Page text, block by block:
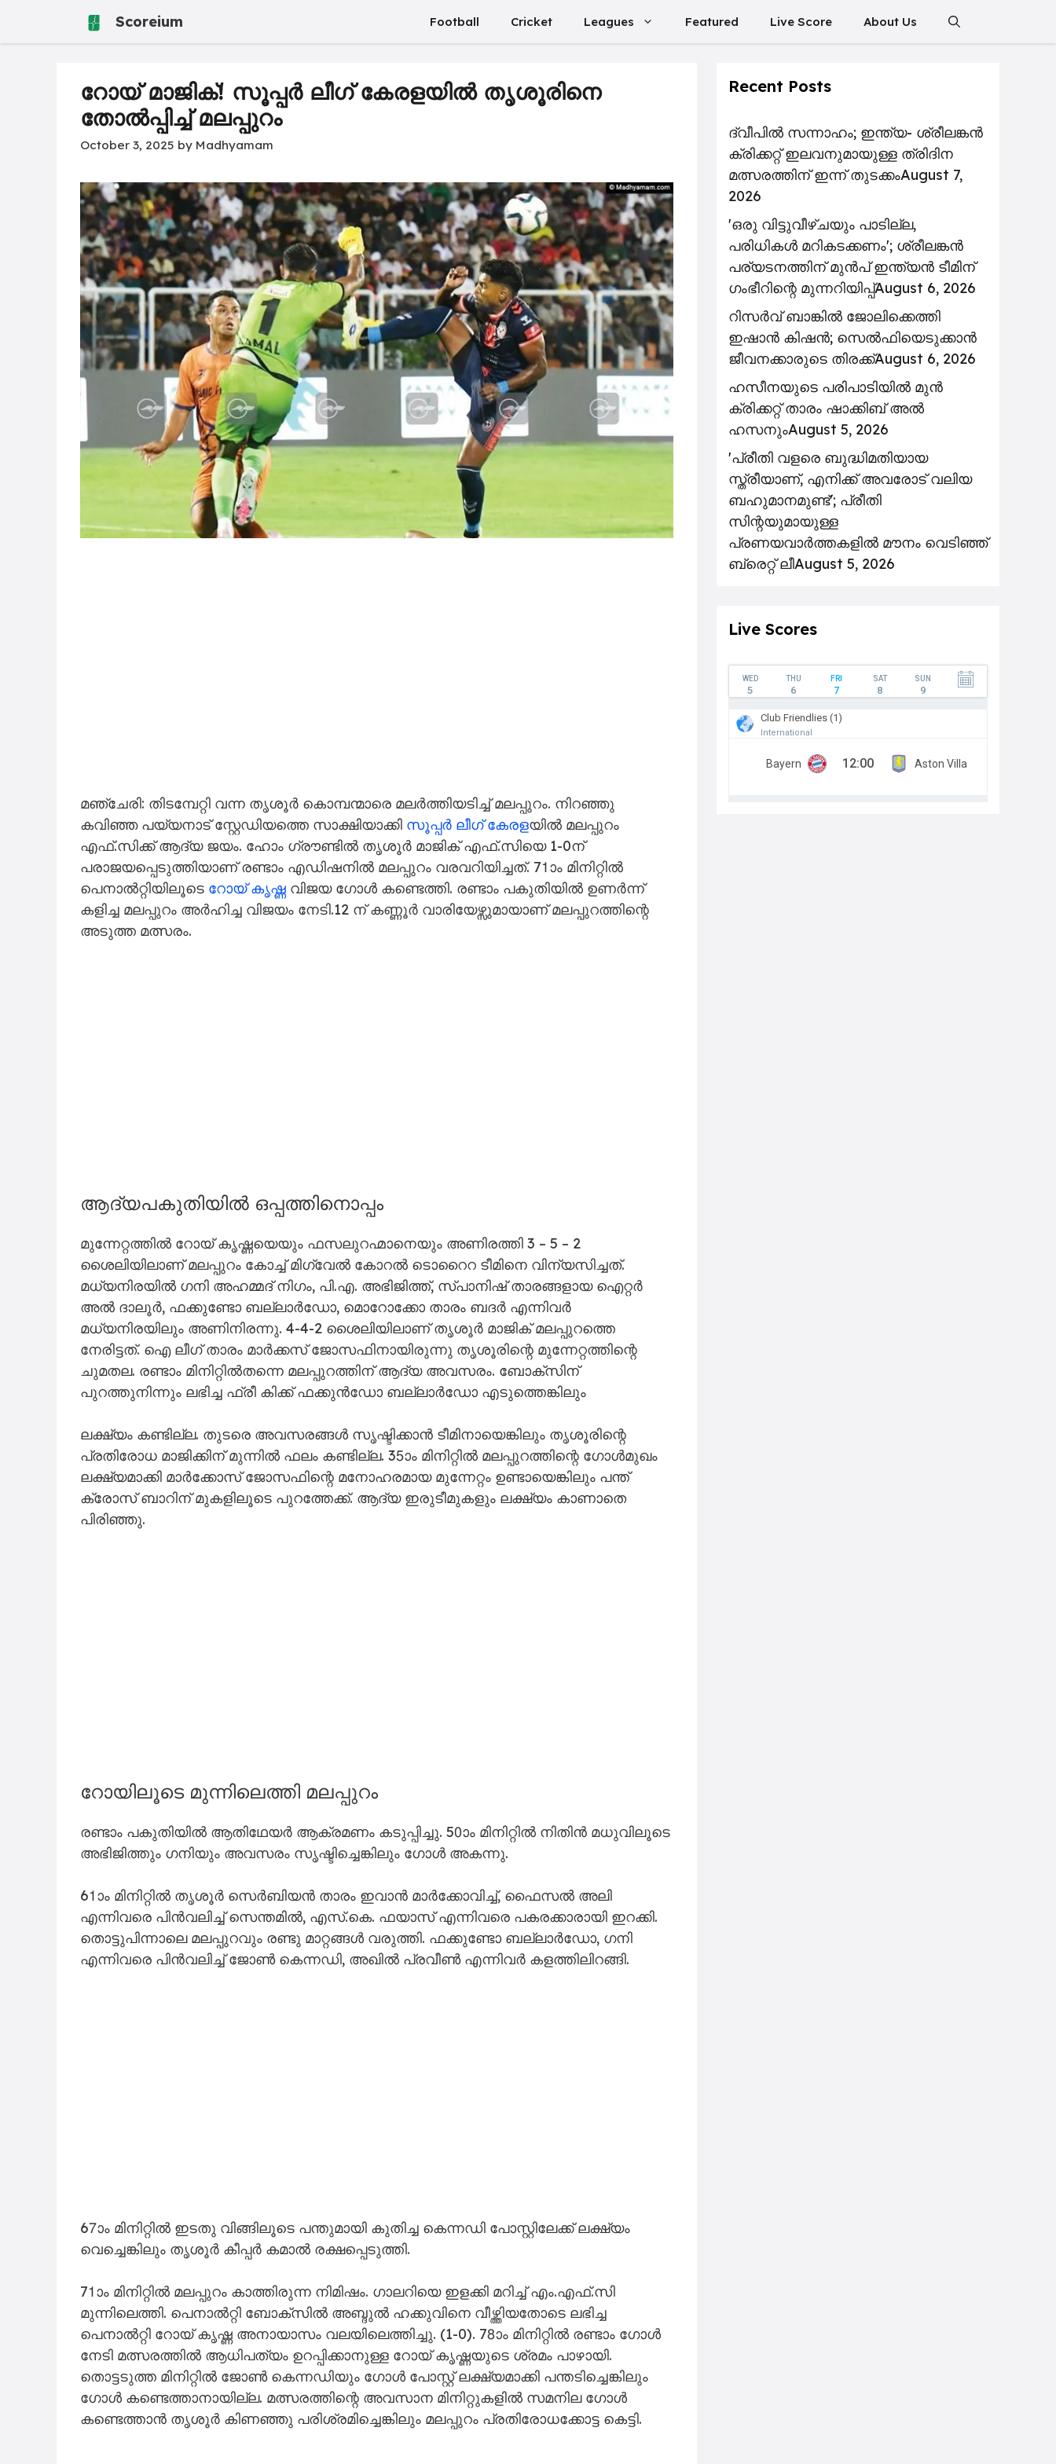
Scoreium Football Cricket Leagues Featured Live Score About Us
റോയ് മാജിക്! സൂപ്പർ ലീഗ് കേരളയിൽ തൃശൂരിനെ
തോൽപ്പിച്ച് മലപ്പുറം
October 3, 2025 by Madhyamam
മഞ്ചേരി: തിടമ്പേറ്റി വന്ന തൃശൂർ കൊമ്പന്മാരെ മലർത്തിയടിച്ച് മലപ്പുറം. നിറഞ്ഞു
കവിഞ്ഞ പയ്യനാട് സ്റ്റേഡിയത്തെ സാക്ഷിയാക്കി സൂപ്പർ ലീഗ് കേരളയിൽ മലപ്പുറം
എഫ്.സിക്ക് ആദ്യ ജയം. ഹോം ഗ്രൗണ്ടിൽ തൃശൂർ മാജിക് എഫ്.സിയെ 1-0ന്
പരാജയപ്പെടുത്തിയാണ് രണ്ടാം എഡിഷനിൽ മലപ്പുറം വരവറിയിച്ചത്. 71ാം മിനിറ്റിൽ
പെനാൽറ്റിയിലൂടെ റോയ് കൃഷ്ണ വിജയ ഗോൾ കണ്ടെത്തി. രണ്ടാം പകുതിയിൽ ഉണർന്ന്
കളിച്ച മലപ്പുറം അർഹിച്ച വിജയം നേടി.12 ന് കണ്ണൂർ വാരിയേഴ്സുമായാണ് മലപ്പുറത്തിന്റെ
അടുത്ത മത്സരം.
ആദ്യപകുതിയിൽ ഒപ്പത്തിനൊപ്പം
മുന്നേറ്റത്തിൽ റോയ് കൃഷ്ണയെയും ഫസലുറഹ്മാനെയും അണിരത്തി 3 – 5 – 2
ശൈലിയിലാണ് മലപ്പുറം കോച്ച് മിഗ്വേൽ കോറൽ ടൊറൈറ ടീമിനെ വിന്യസിച്ചത്.
മധ്യനിരയിൽ ഗനി അഹമ്മദ് നിഗം, പി.എ. അഭിജിത്ത്, സ്പാനിഷ് താരങ്ങളായ ഐറ്റർ
അൽ ദാലൂർ, ഫക്കുണ്ടോ ബല്ലാർഡോ, മൊറോക്കോ താരം ബദർ എന്നിവർ
മധ്യനിരയിലും അണിനിരന്നു. 4-4-2 ശൈലിയിലാണ് തൃശൂർ മാജിക് മലപ്പുറത്തെ
നേരിട്ടത്. ഐ ലീഗ് താരം മാർക്കസ് ജോസഫിനായിരുന്നു തൃശൂരിന്റെ മുന്നേറ്റത്തിന്റെ
ചുമതല. രണ്ടാം മിനിറ്റിൽതന്നെ മലപ്പുറത്തിന് ആദ്യ അവസരം. ബോക്സിന്
പുറത്തുനിന്നും ലഭിച്ച ഫ്രീ കിക്ക് ഫക്കുൻഡോ ബല്ലാർഡോ എടുത്തെങ്കിലും
ലക്ഷ്യം കണ്ടില്ല. തുടരെ അവസരങ്ങൾ സൃഷ്ടിക്കാൻ ടീമിനായെങ്കിലും തൃശൂരിന്റെ
പ്രതിരോധ മാജിക്കിന് മുന്നിൽ ഫലം കണ്ടില്ല. 35ാം മിനിറ്റിൽ മലപ്പുറത്തിന്റെ ഗോൾമുഖം
ലക്ഷ്യമാക്കി മാർക്കോസ് ജോസഫിന്റെ മനോഹരമായ മുന്നേറ്റം ഉണ്ടായെങ്കിലും പന്ത്
ക്രോസ് ബാറിന് മുകളിലൂടെ പുറത്തേക്ക്. ആദ്യ ഇരുടീമുകളും ലക്ഷ്യം കാണാതെ
പിരിഞ്ഞു.
റോയിലൂടെ മുന്നിലെത്തി മലപ്പുറം
രണ്ടാം പകുതിയിൽ ആതിഥേയർ ആക്രമണം കടുപ്പിച്ചു. 50ാം മിനിറ്റിൽ നിതിൻ മധുവിലൂടെ
അഭിജിത്തും ഗനിയും അവസരം സൃഷ്ടിച്ചെങ്കിലും ഗോൾ അകന്നു.
61ാം മിനിറ്റിൽ തൃശൂർ സെർബിയൻ താരം ഇവാൻ മാർക്കോവിച്ച്, ഫൈസൽ അലി
എന്നിവരെ പിൻവലിച്ച് സെന്തമിൽ, എസ്.കെ. ഫയാസ് എന്നിവരെ പകരക്കാരായി ഇറക്കി.
തൊട്ടുപിന്നാലെ മലപ്പുറവും രണ്ടു മാറ്റങ്ങൾ വരുത്തി. ഫക്കുണ്ടോ ബല്ലാർഡോ, ഗനി
എന്നിവരെ പിൻവലിച്ച് ജോൺ കെന്നഡി, അഖിൽ പ്രവീൺ എന്നിവർ കളത്തിലിറങ്ങി.
67ാം മിനിറ്റിൽ ഇടതു വിങ്ങിലൂടെ പന്തുമായി കുതിച്ച കെന്നഡി പോസ്റ്റിലേക്ക് ലക്ഷ്യം
വെച്ചെങ്കിലും തൃശൂർ കീപ്പർ കമാൽ രക്ഷപ്പെടുത്തി.
71ാം മിനിറ്റിൽ മലപ്പുറം കാത്തിരുന്ന നിമിഷം. ഗാലറിയെ ഇളക്കി മറിച്ച് എം.എഫ്.സി
മുന്നിലെത്തി. പെനാൽറ്റി ബോക്സിൽ അബ്ദുൽ ഹക്കുവിനെ വീഴ്ത്തിയതോടെ ലഭിച്ച
പെനാൽറ്റി റോയ് കൃഷ്ണ അനായാസം വലയിലെത്തിച്ചു. (1-0). 78ാം മിനിറ്റിൽ രണ്ടാം ഗോൾ
നേടി മത്സരത്തിൽ ആധിപത്യം ഉറപ്പിക്കാനുള്ള റോയ് കൃഷ്ണയുടെ ശ്രമം പാഴായി.
തൊട്ടടുത്ത മിനിറ്റിൽ ജോൺ കെന്നഡിയും ഗോൾ പോസ്റ്റ് ലക്ഷ്യമാക്കി പന്തടിച്ചെങ്കിലും
ഗോൾ കണ്ടെത്താനായില്ല. മത്സരത്തിന്റെ അവസാന മിനിറ്റുകളിൽ സമനില ഗോൾ
കണ്ടെത്താൻ തൃശൂർ കിണഞ്ഞു പരിശ്രമിച്ചെങ്കിലും മലപ്പുറം പ്രതിരോധക്കോട്ട കെട്ടി.
Recent Posts
ദ്വീപിൽ സന്നാഹം; ഇന്ത്യ- ശ്രീലങ്കൻ
ക്രിക്കറ്റ് ഇലവനുമായുള്ള ത്രിദിന
മത്സരത്തിന് ഇന്ന് തുടക്കംAugust 7,
2026
'ഒരു വിട്ടുവീഴ്ചയും പാടില്ല,
പരിധികൾ മറികടക്കണം'; ശ്രീലങ്കൻ
പര്യടനത്തിന് മുൻപ് ഇന്ത്യൻ ടീമിന്
ഗംഭീറിന്റെ മുന്നറിയിപ്പ്August 6, 2026
റിസര്‍വ് ബാങ്കിൽ ജോലിക്കെത്തി
ഇഷാന്‍ കിഷന്‍; സെൽഫിയെടുക്കാൻ
ജീവനക്കാരുടെ തിരക്ക്August 6, 2026
ഹസീനയുടെ പരിപാടിയിൽ മുൻ
ക്രിക്കറ്റ് താരം ഷാക്കിബ് അൽ
ഹസനുംAugust 5, 2026
'പ്രീതി വളരെ ബുദ്ധിമതിയായ
സ്ത്രീയാണ്, എനിക്ക് അവരോട് വലിയ
ബഹുമാനമുണ്ട്'; പ്രീതി
സിന്റയുമായുള്ള
പ്രണയവാർത്തകളിൽ മൗനം വെടിഞ്ഞ്
ബ്രെറ്റ് ലീAugust 5, 2026
Live Scores
WED
5
THU
6
FRI
7
SAT
8
SUN
9
Club Friendlies (1)
International
Bayern 12:00 Aston Villa